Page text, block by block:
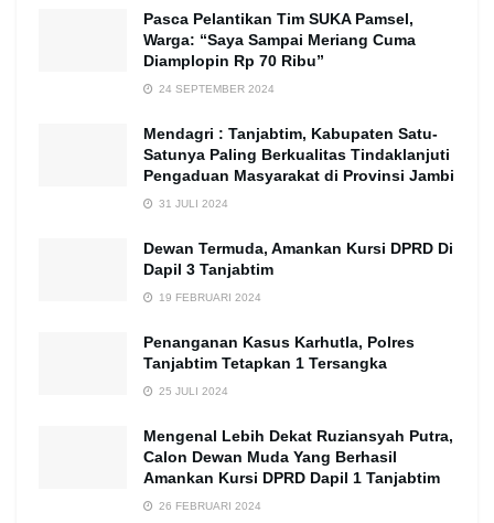
Pasca Pelantikan Tim SUKA Pamsel,
Warga: “Saya Sampai Meriang Cuma
Diamplopin Rp 70 Ribu”
24 SEPTEMBER 2024
Mendagri : Tanjabtim, Kabupaten Satu-
Satunya Paling Berkualitas Tindaklanjuti
Pengaduan Masyarakat di Provinsi Jambi
31 JULI 2024
Dewan Termuda, Amankan Kursi DPRD Di
Dapil 3 Tanjabtim
19 FEBRUARI 2024
Penanganan Kasus Karhutla, Polres
Tanjabtim Tetapkan 1 Tersangka
25 JULI 2024
Mengenal Lebih Dekat Ruziansyah Putra,
Calon Dewan Muda Yang Berhasil
Amankan Kursi DPRD Dapil 1 Tanjabtim
26 FEBRUARI 2024